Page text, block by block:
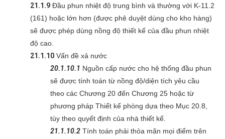
21.1.9 Đầu phun nhiệt độ trung bình và thường với K-11.2
(161) hoặc lớn hơn (được phê duyệt dùng cho kho hàng)
sẽ được phép dùng nồng độ thiết kế của đầu phun nhiệt
độ cao.
21.1.10 Vấn đề xả nước
20.1.10.1 Nguồn cấp nước cho hệ thống đầu phun
sẽ được tính toán từ nồng độ/diện tích yêu cầu
theo các Chương 20 đến Chương 25 hoặc từ
phương pháp Thiết kế phòng dựa theo Mục 20.8,
tùy theo quyết định của nhà thiết kế.
21.1.10.2 Tính toán phải thỏa mãn mọi điểm trên